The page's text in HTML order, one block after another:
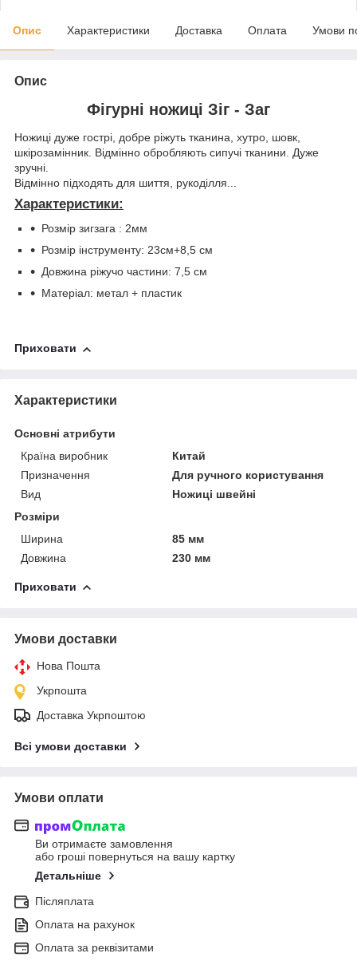
Опис Характеристики Доставка Оплата Умови
Опис
Фігурні ножиці Зіг - Заг
Ножиці дуже гострі, добре ріжуть тканина, хутро, шовк,
шкірозамінник. Відмінно обробляють сипучі тканини. Дуже
зручні.
Відмінно підходять для шиття, рукоділля...
Характеристики:
Розмір зигзага : 2мм
Розмір інструменту: 23см+8,5 см
Довжина ріжучо частини: 7,5 см
Матеріал: метал + пластик
Приховати
Характеристики
Основні атрибути
Країна виробник
Китай
Призначення
Для ручного користування
Вид
Ножиці швейні
Розміри
Ширина
85 мм
Довжина
230 мм
Приховати
Умови доставки
Нова Пошта
Укрпошта
Доставка Укрпоштою
Всі умови доставки
Умови оплати
Ви отримаєте замовлення
або гроші повернуться на вашу картку
Детальніше
Післяплата
Оплата на рахунок
Оплата за реквізитами